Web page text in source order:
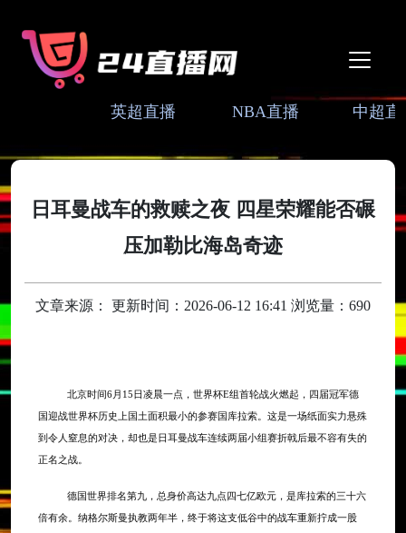
英超直播 NBA直播 中超直
日耳曼战车的救赎之夜 四星荣耀能否碾
压加勒比海岛奇迹
文章来源： 更新时间：2026-06-12 16:41 浏览量：690
北京时间6月15日凌晨一点，世界杯E组首轮战火燃起，四届冠军德
国迎战世界杯历史上国土面积最小的参赛国库拉索。这是一场纸面实力悬殊
到令人窒息的对决，却也是日耳曼战车连续两届小组赛折戟后最不容有失的
正名之战。
德国世界排名第九，总身价高达九点四七亿欧元，是库拉索的三十六
倍有余。纳格尔斯曼执教两年半，终于将这支低谷中的战车重新拧成一股